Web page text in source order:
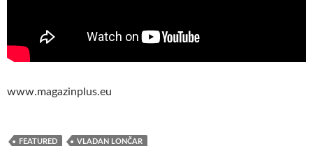
www.magazinplus.eu
FEATURED VLADAN LONČAR